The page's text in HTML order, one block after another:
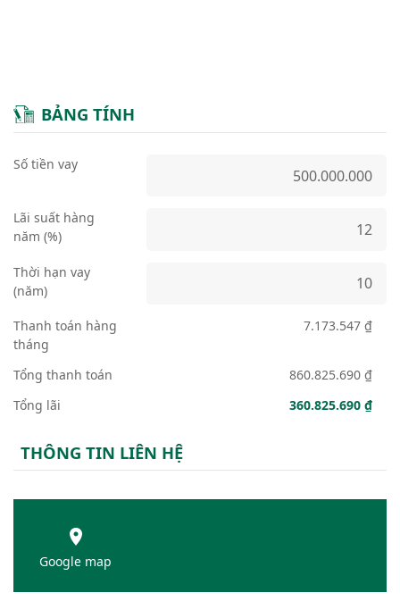
BẢNG TÍNH
Số tiền vay
Lãi suất hàng
năm (%)
Thời hạn vay
(năm)
Thanh toán hàng
tháng
7.173.547 ₫
Tổng thanh toán
860.825.690 ₫
Tổng lãi
360.825.690 ₫
THÔNG TIN LIÊN HỆ
Google map